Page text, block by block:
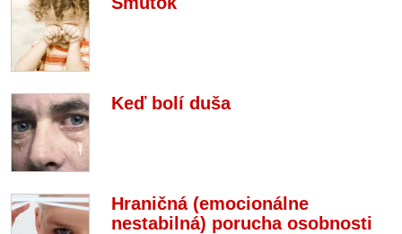
Keď bolí duša
Hraničná (emocionálne
nestabilná) porucha osobnosti